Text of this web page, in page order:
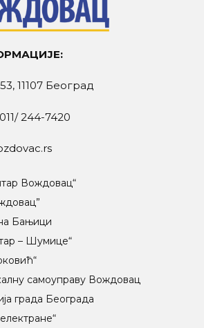
11107 Београд
244-7420
Вождовац“
Бањици
– Шумице“
самоуправу Вождовац
града Београда